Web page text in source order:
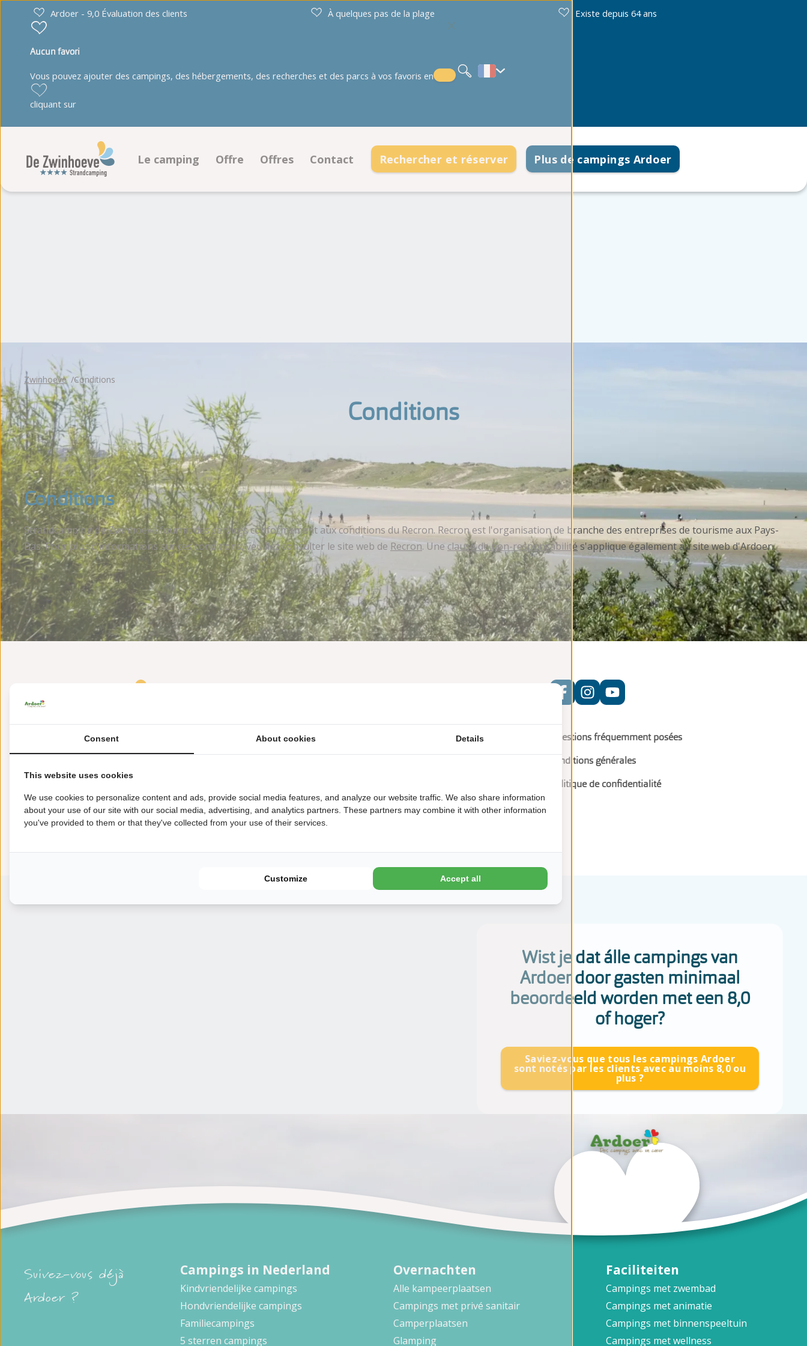
Ardoer - 9,0 Évaluation des clients À quelques pas de la plage Existe depuis 64 ans
Aucun favori
Vous pouvez ajouter des campings, des hébergements, des recherches et des parcs à vos favoris en
cliquant sur
English
Le camping
Installations
Offre
Emplacements
Offres
Offres emplacements
Contact
Coordonnées
Rechercher et réserver Plus de campings Ardoer
Zwinhoeve Conditions
Conditions
Conditions
Strandcamping de Zwinhoeve fournit des services conformément aux conditions du Recron. Recron est l'organisation de branche des entreprises de tourisme aux Pays-
Bas. Pour plus d'informations sur ces conditions, veuillez consulter le site web de Recron. Une clause de non-responsabilité s'applique également au site web d'Ardoer.
4525 LX Retranchement
+31(0)117392120
zwinhoeve@ardoer.com
Situation unique près du 'Zwin'
Brasserie accueillante 'de Zwinhoeve' avec
terrasse
Questions fréquemment posées
conditions générales
politique de confidentialité
Wist je dat álle campings van
Ardoer door gasten minimaal
beoordeeld worden met een 8,0
of hoger?
Saviez-vous que tous les campings Ardoer
sont notés par les clients avec au moins 8,0 ou
plus ?
Suivez-vous déjà
Ardoer ?
Campings in Nederland
Kindvriendelijke campings
Hondvriendelijke campings
Familiecampings
5 sterren campings
Overnachten
Alle kampeerplaatsen
Campings met privé sanitair
Camperplaatsen
Glamping
Faciliteiten
Campings met zwembad
Campings met animatie
Campings met binnenspeeltuin
Campings met wellness
Consent About cookies Details
This website uses cookies
We use cookies to personalize content and ads, provide social media features, and analyze our website traffic. We also share information
about your use of our site with our social media, advertising, and analytics partners. These partners may combine it with other information
you've provided to them or that they've collected from your use of their services.
Customize Accept all